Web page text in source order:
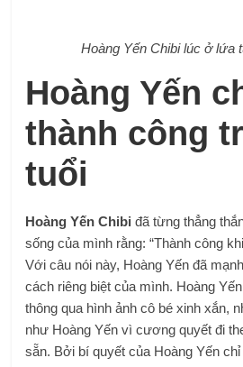
Hoàng Yến Chibi lúc ở lứa
Hoàng Yến
thành công
tuổi
Hoàng Yến Chibiđã từng thẳng
sống của mình rằng: “Thành công
Với câu nói này, Hoàng Yến đã
cách riêng biệt của mình. Hoàng
thông qua hình ảnh cô bé xinh xắn,
như Hoàng Yến vì cương quyết đi
sẵn. Bởi bí quyết của Hoàng Yến